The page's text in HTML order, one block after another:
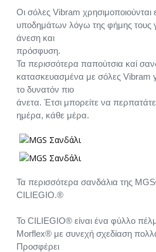
Οι σόλες Vibram χρησιμοποιούνται
υποδημάτων λόγω της φήμης τους
άνεση και
πρόσφυση.
Τα περισσότερα παπούτσια καί
κατασκευασμένα με σόλες Vibram
το δυνατόν πιο
άνετα. Έτσι μπορείτε να
ημέρα, κάθε μέρα.
Τα περισσότερα σανδάλια της
CILIEGIO.®
Το CILIEGIO® είναι ένα φύλλο
Morflex® με συνεχή σχεδίαση
Προσφέρει